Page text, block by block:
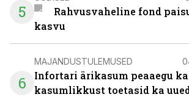
5
Rahvusvaheline fond
kasvu
6
MAJANDUSTULEMUSED
Infortari ärikasum peaaegu
kasumlikkust toetasid ka